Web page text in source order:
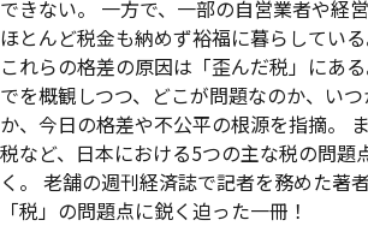
できない。 一方で、一部の自営業者や経
ほとんど税金も納めず裕福に暮らしている
これらの格差の原因は「歪んだ税」にあ
でを概観しつつ、どこが問題なのか、い
か、今日の格差や不公平の根源を指摘。
税など、日本における5つの主な税の問題
く。 老舗の週刊経済誌で記者を務めた著
「税」の問題点に鋭く迫った一冊！